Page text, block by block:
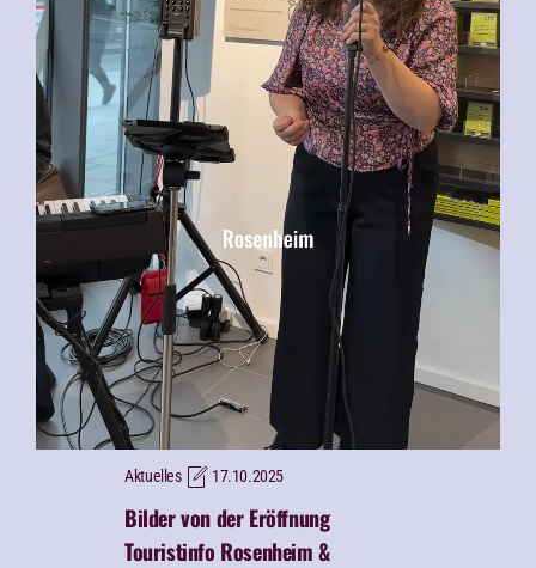
Aktuelles 17.10.2025
Bilder von der Eröffnung
Touristinfo Rosenheim &